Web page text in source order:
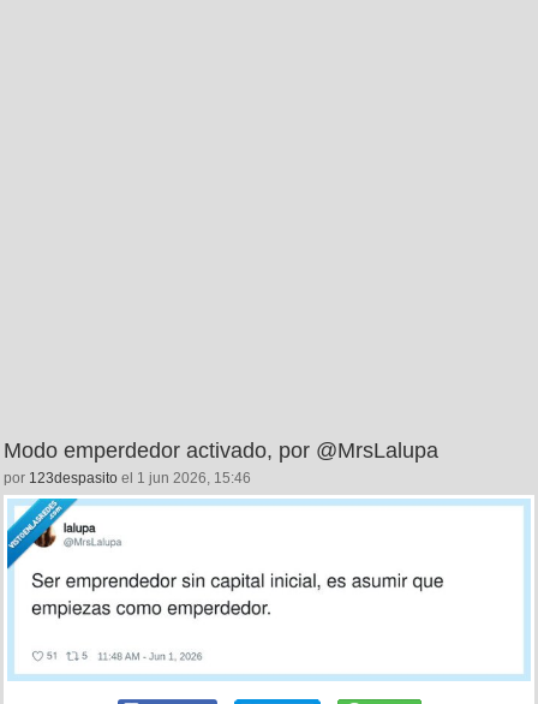
Modo emperdedor activado, por @MrsLalupa
por 123despasito el 1 jun 2026, 15:46